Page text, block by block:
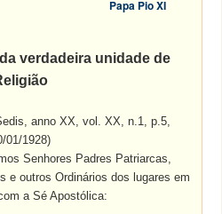
Papa Pio XI
verdadeira unidade de
anno XX, vol. XX, n.1, p.5,
01/1928)
Senhores Padres Patriarcas,
e outros Ordinários dos lugares em
a Sé Apostólica: